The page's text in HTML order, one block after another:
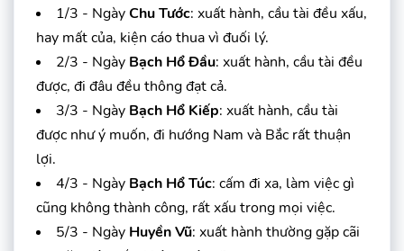
1/3 - NgàyChu Tước: xuất hành, cầu tài đều xấu,
hay mất của, kiện cáo thua vì đuối lý.
2/3 - Ngày Bạch Hổ Đầu: xuất hành, cầu tài đều
được, đi đâu đều thông đạt cả.
3/3 - Ngày Bạch Hổ Kiếp: xuất hành, cầu tài
được như ý muốn, đi hướng Nam và Bắc rất thuận
lợi.
4/3 - Ngày Bạch Hổ Túc: cấm đi xa, làm việc gì
cũng không thành công, rất xấu trong mọi việc.
5/3 - Ngày Huyền Vũ: xuất hành thường gặp cãi